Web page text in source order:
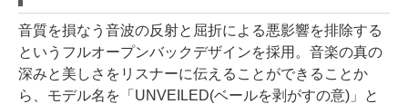
音質を損なう音波の反射と屈折による悪影響を排除する
というフルオープンバックデザインを採用。音楽の真の
深みと美しさをリスナーに伝えることができることか
ら、モデル名を「UNVEILED(ベールを剥がすの意)」と